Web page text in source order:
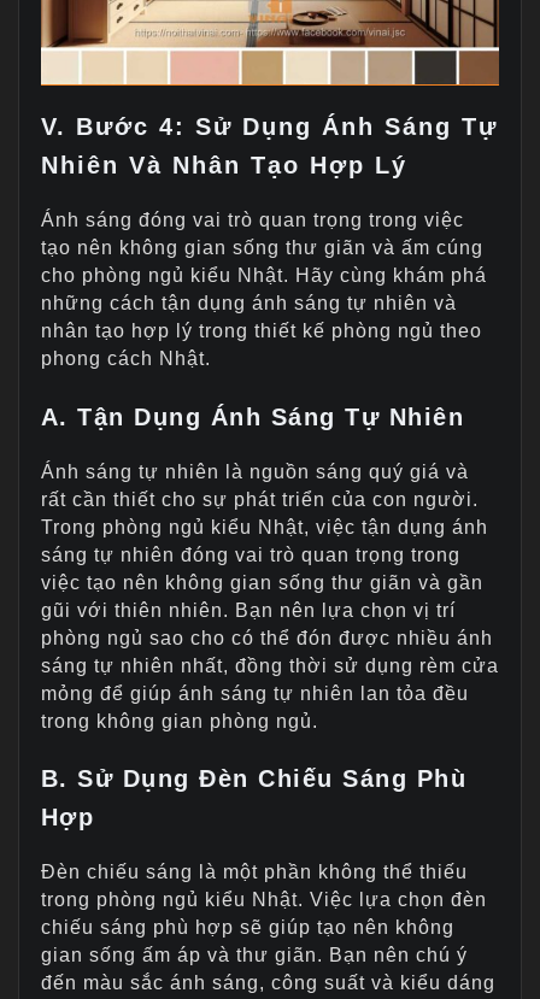
V. Bước 4: Sử Dụng Ánh Sáng Tự
Nhiên Và Nhân Tạo Hợp Lý
Ánh sáng đóng vai trò quan trọng trong việc
tạo nên không gian sống thư giãn và ấm cúng
cho phòng ngủ kiểu Nhật. Hãy cùng khám phá
những cách tận dụng ánh sáng tự nhiên và
nhân tạo hợp lý trong thiết kế phòng ngủ theo
phong cách Nhật.
A. Tận Dụng Ánh Sáng Tự Nhiên
Ánh sáng tự nhiên là nguồn sáng quý giá và
rất cần thiết cho sự phát triển của con người.
Trong phòng ngủ kiểu Nhật, việc tận dụng ánh
sáng tự nhiên đóng vai trò quan trọng trong
việc tạo nên không gian sống thư giãn và gần
gũi với thiên nhiên. Bạn nên lựa chọn vị trí
phòng ngủ sao cho có thể đón được nhiều ánh
sáng tự nhiên nhất, đồng thời sử dụng rèm cửa
mỏng để giúp ánh sáng tự nhiên lan tỏa đều
trong không gian phòng ngủ.
B. Sử Dụng Đèn Chiếu Sáng Phù
Hợp
Đèn chiếu sáng là một phần không thể thiếu
trong phòng ngủ kiểu Nhật. Việc lựa chọn đèn
chiếu sáng phù hợp sẽ giúp tạo nên không
gian sống ấm áp và thư giãn. Bạn nên chú ý
đến màu sắc ánh sáng, công suất và kiểu dáng